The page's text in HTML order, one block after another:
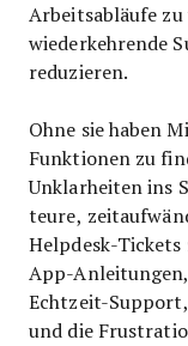
Arbeitsabläufe
wiederkehrende
reduzieren.
Ohne sie haben
Funktionen zu
Unklarheiten ins
teure,
Helpdesk-
App-
Echtzeit-
und die